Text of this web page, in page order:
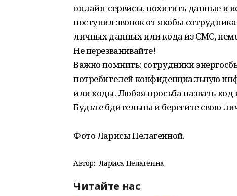
онлайн-сервисы, похитить данные и
поступил звонок от якобы
личных данных или кода из СМС,
Не перезванивайте!
Важно помнить: сотрудники
потребителей конфиденциальную
или коды. Любая просьба назвать
Будьте бдительны и берегите свою
Фото Ларисы Пелагеиной.
Автор: Лариса Пелагеина
Читайте нас